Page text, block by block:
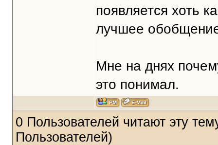
появляется хоть
лучшее обобщение
Мне на днях
это понимал.
0 Пользователей читают эту
Пользователей)